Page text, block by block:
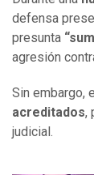
defensa
presunta
agresión
Sin embargo,
acreditados,
judicial.